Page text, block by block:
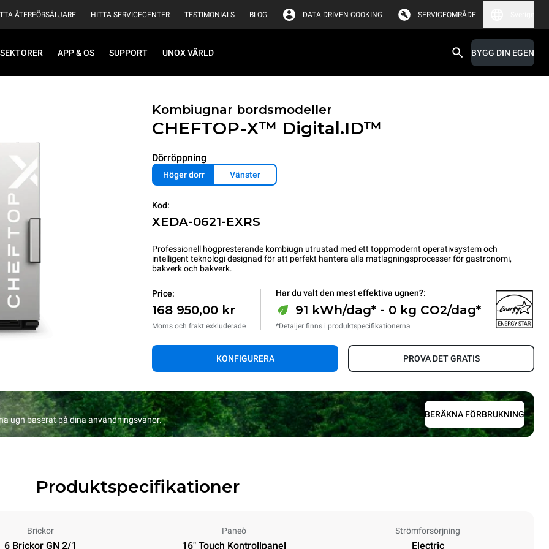
ÅTERFÖRSÄLJARE HITTA SERVICECENTER TESTIMONIALS BLOG DATA DRIVEN COOKING SERVICEOMRÅDE
SEKTORER APP & OS SUPPORT UNOX VÄRLD BYGG DIN EGEN
Kombiugnar bordsmodeller
CHEFTOP-X™ Digital.ID™
Dörröppning
Höger dörr Vänster
Kod:
XEDA-0621-EXRS
Professionell högpresterande kombiugn utrustad med ett toppmodernt operativsystem och
intelligent teknologi designad för att perfekt hantera alla matlagningsprocesser för gastronomi,
bakverk och bakverk.
Price:
168 950,00 kr
Moms och frakt exkluderade
Har du valt den mest effektiva ugnen?:
91 kWh/dag* - 0 kg CO2/dag*
*Detaljer finns i produktspecifikationerna
KONFIGURERA PROVA DET GRATIS
ugn baserat på dina användningsvanor.
BERÄKNA FÖRBRUKNING
Produktspecifikationer
Brickor
6 Brickor GN 2/1
Paneò
16" Touch Kontrollpanel
Strömförsörjning
Electric